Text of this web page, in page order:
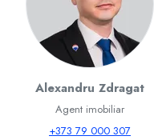
Alexandru Zdragat
Agent imobiliar
+373 79 000 307